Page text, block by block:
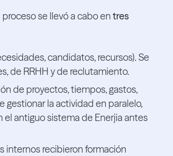
se llevó a cabo en tres
candidatos, recursos). Se
de RRHH y de reclutamiento.
de proyectos, tiempos, gastos,
gestionar la actividad en paralelo,
antiguo sistema de Enerjia antes
internos recibieron formación